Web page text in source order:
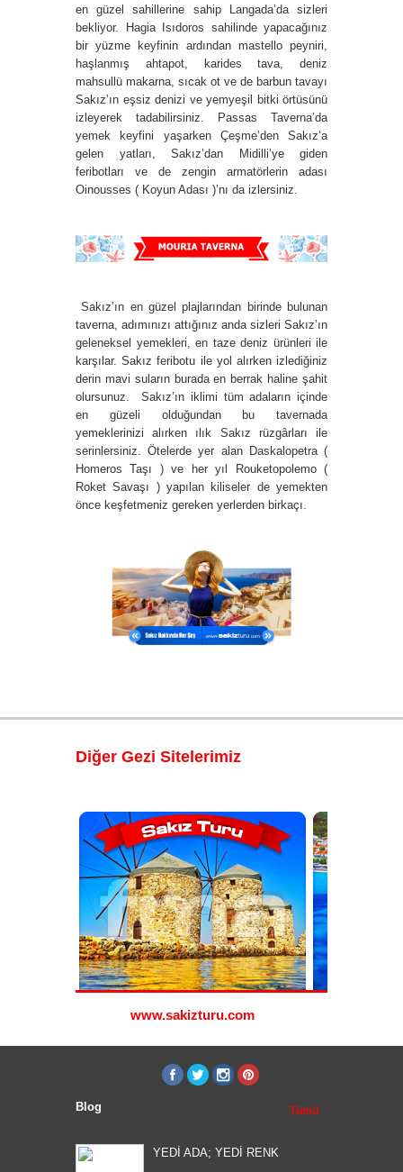
en güzel sahillerine sahip Langada’da sizleri
bekliyor. Hagia Isıdoros sahilinde yapacağınız
bir yüzme keyfinin ardından mastello peyniri,
haşlanmış ahtapot, karides tava, deniz
mahsullü makarna, sıcak ot ve de barbun tavayı
Sakız’ın eşsiz denizi ve yemyeşil bitki örtüsünü
izleyerek tadabilirsiniz. Passas Taverna’da
yemek keyfini yaşarken Çeşme’den Sakız’a
gelen yatları, Sakız’dan Midilli’ye giden
feribotları ve de zengin armatörlerin adası
Oinousses ( Koyun Adası )’nı da izlersiniz.
Sakız’ın en güzel plajlarından birinde bulunan
taverna, adımınızı attığınız anda sizleri Sakız’ın
geleneksel yemekleri, en taze deniz ürünleri ile
karşılar. Sakız feribotu ile yol alırken izlediğiniz
derin mavi suların burada en berrak haline şahit
olursunuz. Sakız’ın iklimi tüm adaların içinde
en güzeli olduğundan bu tavernada
yemeklerinizi alırken ılık Sakız rüzgârları ile
serinlersiniz. Ötelerde yer alan Daskalopetra (
Homeros Taşı ) ve her yıl Rouketopolemo (
Roket Savaşı ) yapılan kiliseler de yemekten
önce keşfetmeniz gereken yerlerden birkaçı.
Diğer Gezi Sitelerimiz
www.sakizturu.com
Blog Tümü
YEDİ ADA; YEDİ RENK